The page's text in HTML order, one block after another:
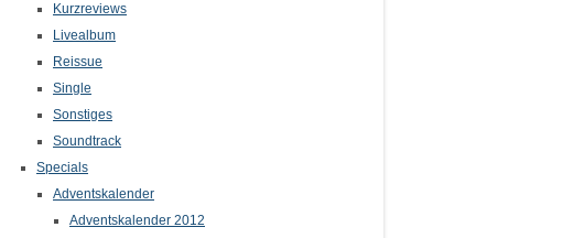
Kurzreviews
Livealbum
Reissue
Single
Sonstiges
Soundtrack
Specials
Adventskalender
Adventskalender 2012